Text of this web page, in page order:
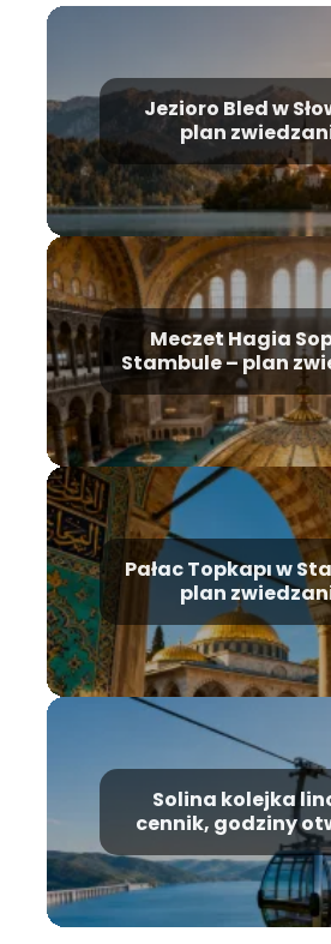
Jezioro Bled w
plan
najważniejsze
Meczet Hagia
Stambule – plan
historia, bilety
Pałac Topkapı w
plan
najważniejsze
Solina kolejka
cennik, godziny
informacje